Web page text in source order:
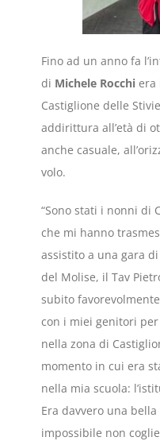
Fino ad un anno fa
di Michele Rocchi era
Castiglione delle
addirittura all’età di
anche casuale,
volo.
“Sono stati i nonni di
che mi hanno
assistito a una gara
del Molise, il Tav
subito
con i miei genitori
nella zona di
momento in cui era
nella mia scuola:
Era davvero una
impossibile non